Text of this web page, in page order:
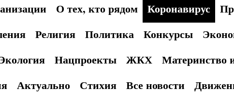
О тех, кто рядом Коронавирус
Религия Политика Конкурсы
Нацпроекты ЖКХ
Материнство
Актуально Стихия Все новости